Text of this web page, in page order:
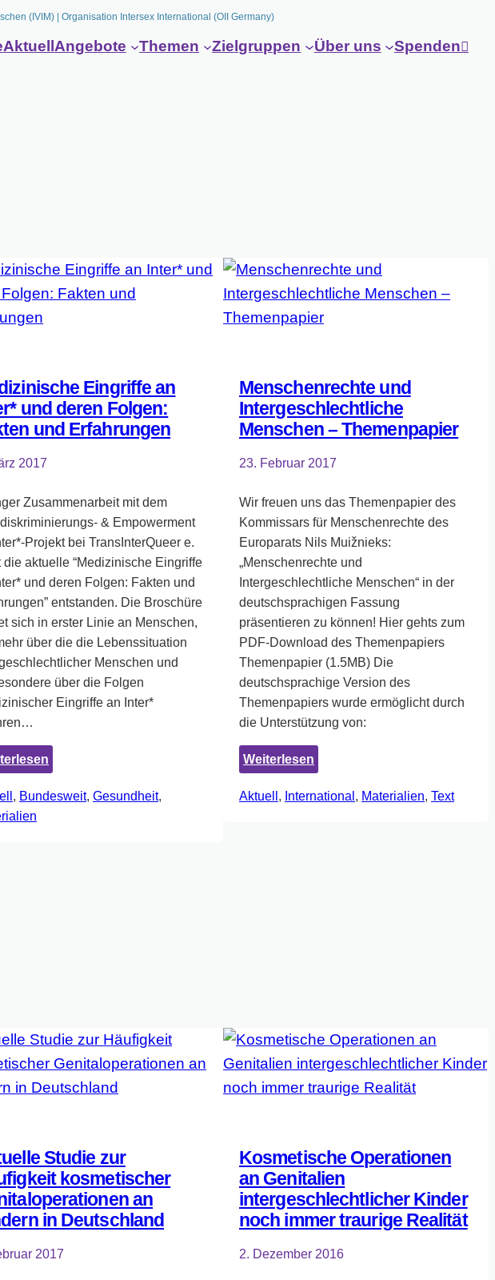
(IVIM) | Organisation Intersex International (OII Germany)
Aktuell Angebote Themen Zielgruppen Über uns Spenden
Eingriffe an
und deren Folgen:
und Erfahrungen
2017
Zusammenarbeit mit dem
& Empowerment
Projekt bei TransInterQueer e.
die aktuelle “Medizinische Eingriffe
und deren Folgen: Fakten und
entstanden. Die Broschüre
sich in erster Linie an Menschen,
über die die Lebenssituation
Menschen und
über die Folgen
Eingriffe an Inter*
Eingriffe
, Bundesweit, Gesundheit
Menschenrechte und
Intergeschlechtliche
Menschen – Themenpapier
23. Februar 2017
Wir freuen uns das Themenpapier des
Kommissars für Menschenrechte des
Europarats Nils Muižnieks:
„Menschenrechte und
Intergeschlechtliche Menschen“ in der
deutschsprachigen Fassung
präsentieren zu können! Hier gehts zum
PDF-Download des Themenpapiers
Themenpapier (1.5MB) Die
deutschsprachige Version des
Themenpapiers wurde ermöglicht durch
die Unterstützung von:
Weiterlesen
und
Aktuell , International , Materialien, Text
Studie zur
kosmetischer
an
in Deutschland
2017
Kosmetische Operationen
an Genitalien
intergeschlechtlicher Kinder
noch immer traurige Realität
2. Dezember 2016